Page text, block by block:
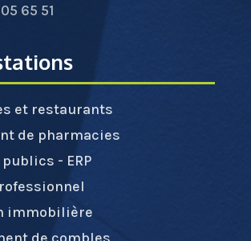
65 51
et restaurants
de pharmacies
- ERP
immobilière